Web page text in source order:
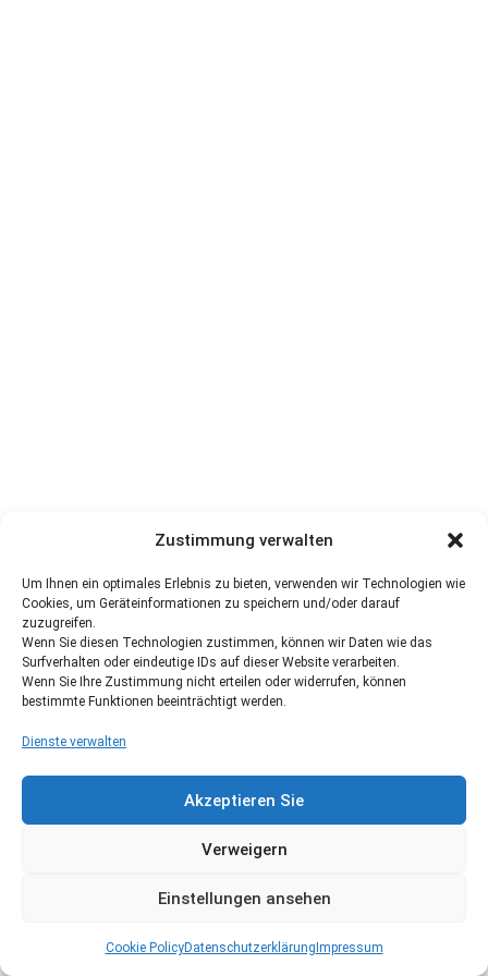
Zustimmung verwalten
Um Ihnen ein optimales Erlebnis zu bieten, verwenden wir Technologien wie
Cookies, um Geräteinformationen zu speichern und/oder darauf
zuzugreifen.
Wenn Sie diesen Technologien zustimmen, können wir Daten wie das
Surfverhalten oder eindeutige IDs auf dieser Website verarbeiten.
Wenn Sie Ihre Zustimmung nicht erteilen oder widerrufen, können
bestimmte Funktionen beeinträchtigt werden.
Dienste verwalten
Akzeptieren Sie
Verweigern
Einstellungen ansehen
Cookie PolicyDatenschutzerklärung Impressum